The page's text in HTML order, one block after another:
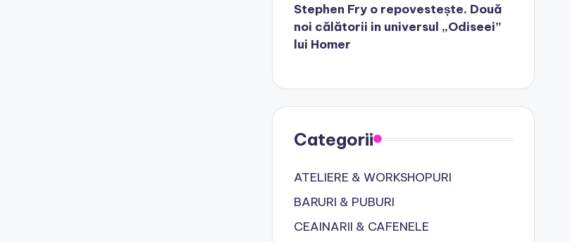
Stephen Fry o repovestește. Două
noi călătorii in universul „Odiseei”
lui Homer
Categorii
ATELIERE & WORKSHOPURI
BARURI & PUBURI
CEAINARII & CAFENELE